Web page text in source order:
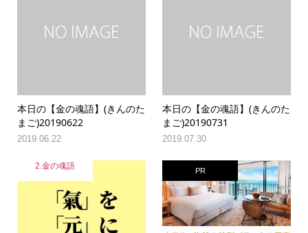
本日の【金の魂語】(きんのた
まご)20190622
2019.06.22
本日の【金の魂語】(きんのた
まご)20190731
2019.07.30
2.金の魂語 PR